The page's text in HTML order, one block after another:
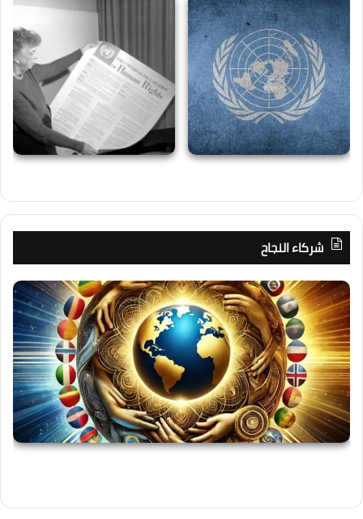
شركاء النجاح